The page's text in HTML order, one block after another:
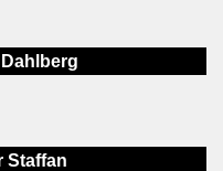
Staffan